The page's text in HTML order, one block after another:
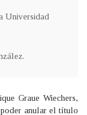
Universidad
Graue Wiechers,
anular el título